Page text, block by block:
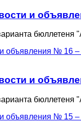
и
бюллетеня
и
бюллетеня